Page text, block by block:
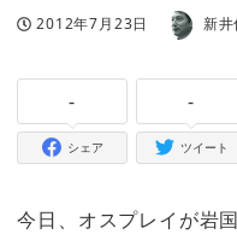
投稿日
2012年7月23日 著者 新
-
シェア
-
ツイート
今日、オスプレイが岩